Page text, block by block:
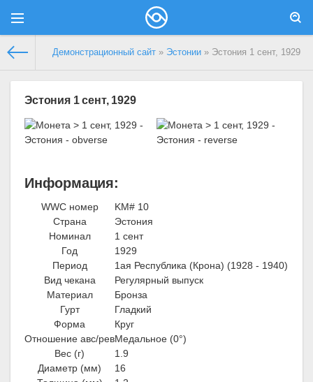
Демонстрационный сайт » Эстонии » Эстония 1 сент, 1929
Эстония 1 сент, 1929
Информация:
WWC номер
KM# 10
Страна
Эстония
Номинал
1 сент
Год
1929
Период
1ая Республика (Крона) (1928 - 1940)
Вид чекана
Регулярный выпуск
Материал
Бронза
Гурт
Гладкий
Форма
Круг
Отношение авс/ревМедальное (0°)
Вес (г)
1.9
Диаметр (мм)
16